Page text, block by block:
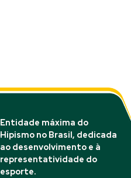
Entidade máxima do
Hipismo no Brasil, dedicada
ao desenvolvimento e à
representatividade do
esporte.